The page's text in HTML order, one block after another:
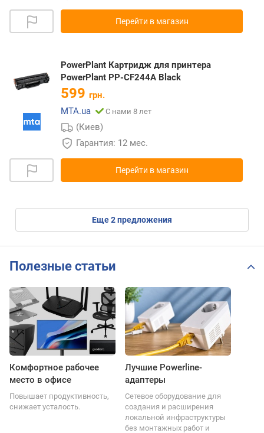
Перейти в магазин
PowerPlant Картридж для принтера
PowerPlant PP-CF244A Black
599 грн.
MTA.ua
С нами 8 лет
(Киев)
Гарантия: 12 мес.
Перейти в магазин
eще2предложения
Полезные статьи
Комфортное рабочее
место в офисе
Повышает продуктивность,
снижает усталость.
Лучшие Powerline-
адаптеры
Сетевое оборудование для
создания и расширения
локальной инфраструктуры
без монтажных работ и